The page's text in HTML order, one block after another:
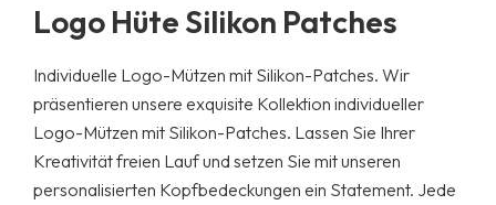
Logo Hüte Silikon Patches
Individuelle Logo-Mützen mit Silikon-Patches. Wir
präsentieren unsere exquisite Kollektion individueller
Logo-Mützen mit Silikon-Patches. Lassen Sie Ihrer
Kreativität freien Lauf und setzen Sie mit unseren
personalisierten Kopfbedeckungen ein Statement. Jede